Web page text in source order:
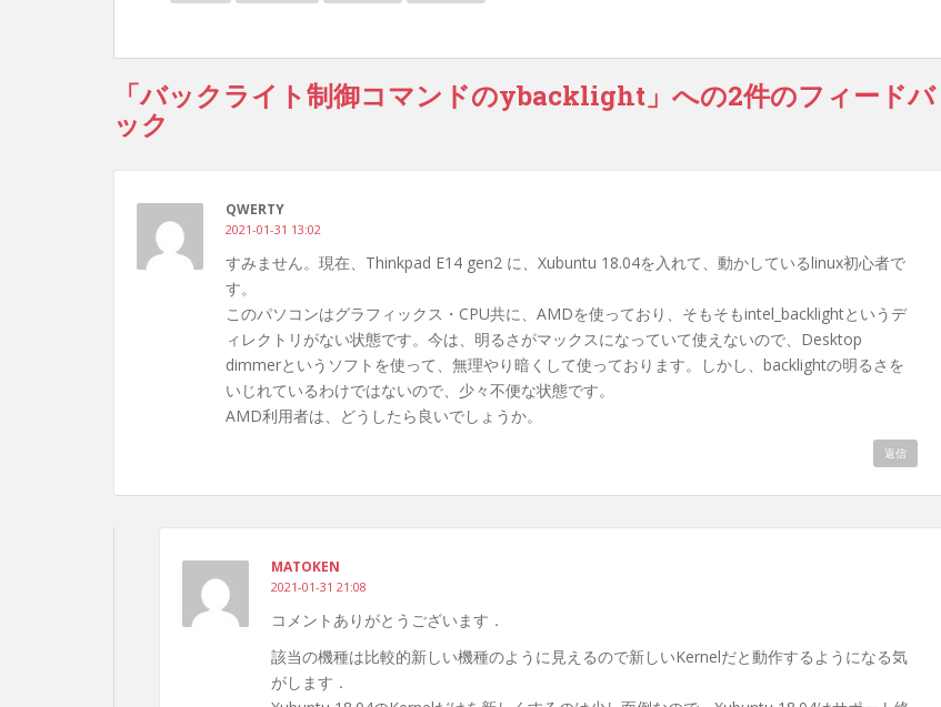
「バックライト制御コマンドのybacklight」への2件のフィードバ
ック
QWERTY
2021-01-31 13:02
すみません。現在、Thinkpad E14 gen2 に、Xubuntu 18.04を入れて、動かしているlinux初心者で
す。
このパソコンはグラフィックス・CPU共に、AMDを使っており、そもそもintel_backlightというデ
ィレクトリがない状態です。今は、明るさがマックスになっていて使えないので、Desktop
dimmerというソフトを使って、無理やり暗くして使っております。しかし、backlightの明るさを
いじれているわけではないので、少々不便な状態です。
AMD利用者は、どうしたら良いでしょうか。
返信
MATOKEN
2021-01-31 21:08
コメントありがとうございます．
該当の機種は比較的新しい機種のように見えるので新しいKernelだと動作するようになる気
がします．